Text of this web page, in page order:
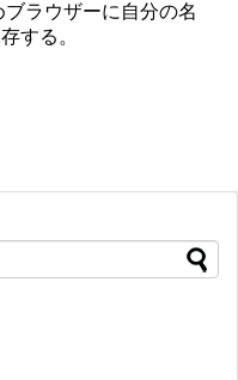
ラウザーに自分の名
する。